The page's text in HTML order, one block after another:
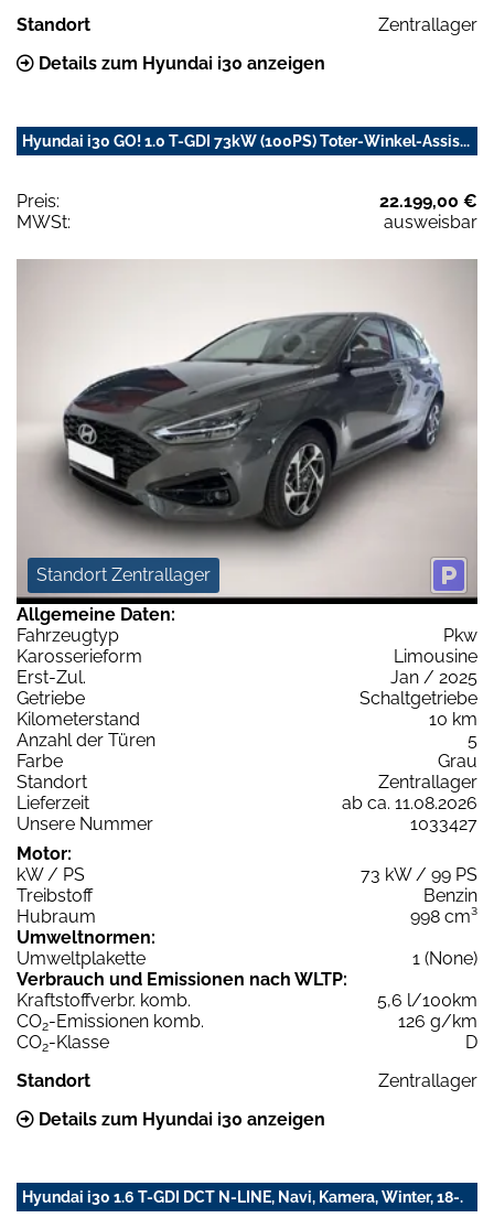
Standort
Zentrallager
Details zum Hyundai i30 anzeigen
Hyundai i30 GO! 1.0 T-GDI 73kW (100PS) Toter-Winkel-Assis...
Preis:
22.199,00 €
MWSt:
ausweisbar
Standort Zentrallager
Allgemeine Daten:
Fahrzeugtyp
Pkw
Karosserieform
Limousine
Erst-Zul.
Jan / 2025
Getriebe
Schaltgetriebe
Kilometerstand
10 km
Anzahl der Türen
5
Farbe
Grau
Standort
Zentrallager
Lieferzeit
ab ca. 11.08.2026
Unsere Nummer
1033427
Motor:
kW / PS
73 kW / 99 PS
Treibstoff
Benzin
Hubraum
998 cm³
Umweltnormen:
Umweltplakette
1 (None)
Verbrauch und Emissionen nach WLTP:
Kraftstoffverbr. komb.
5,6 l/100km
CO2-Emissionen komb.
126 g/km
CO2-Klasse
D
Standort
Zentrallager
Details zum Hyundai i30 anzeigen
Hyundai i30 1.6 T-GDI DCT N-LINE, Navi, Kamera, Winter, 18-.